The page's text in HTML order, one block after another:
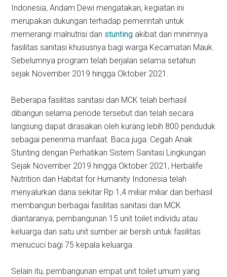
Indonesia, Andam Dewi mengatakan, kegiatan ini
merupakan dukungan terhadap pemerintah untuk
memerangi malnutrisi dan stunting akibat dari minimnya
fasilitas sanitasi khususnya bagi warga Kecamatan Mauk.
Sebelumnya program telah berjalan selama setahun
sejak November 2019 hingga Oktober 2021.
Beberapa fasilitas sanitasi dan MCK telah berhasil
dibangun selama periode tersebut dan telah secara
langsung dapat dirasakan oleh kurang lebih 800 penduduk
sebagai penerima manfaat. Baca juga: Cegah Anak
Stunting dengan Perhatikan Sistem Sanitasi Lingkungan
Sejak November 2019 hingga Oktober 2021, Herbalife
Nutrition dan Habitat for Humanity Indonesia telah
menyalurkan dana sekitar Rp 1,4 miliar miliar dan berhasil
membangun berbagai fasilitas sanitasi dan MCK
diantaranya; pembangunan 15 unit toilet individu atau
keluarga dan satu unit sumber air bersih untuk fasilitas
menucuci bagi 75 kepala keluarga.
Selain itu, pembangunan empat unit toilet umum yang